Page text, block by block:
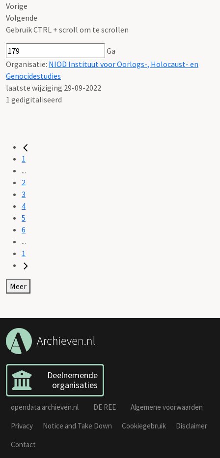
Vorige
Volgende
Gebruik CTRL + scroll om te scrollen
Ga
Organisatie: NIOD Instituut voor Oorlogs-, Holocaust- en
Genocidestudies
laatste wijziging 29-09-2022
1 gedigitaliseerd
1
...
2
3
4
5
6
...
1
Meer
Deelnemende
organisaties
opendata.archieven.nl DE REE
Algemene voorwaarden
Privacy
Notice and Take Down Cookiegebruik
Disclaimer
Contact